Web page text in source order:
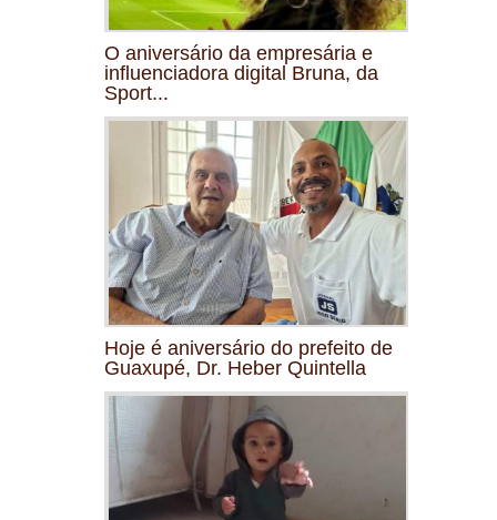
O aniversário da empresária e
influenciadora digital Bruna, da
Sport...
Hoje é aniversário do prefeito de
Guaxupé, Dr. Heber Quintella